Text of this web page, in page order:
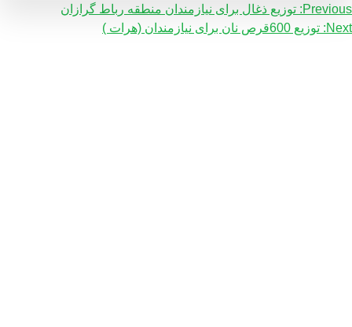
پیمایش
مشارکت
Previous: توزیع ذغال برای نیازمندان منطقه رباط گرازان
Next: توزیع 600قرص نان برای نیازمندان (هرات )